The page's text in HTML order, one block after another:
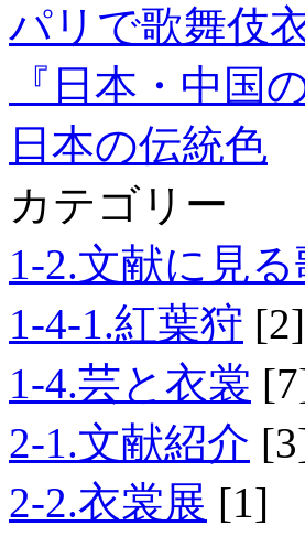
パリで歌舞伎
『日本・中国
日本の伝統色
カテゴリー
1-2.文献に見
1-4-1.紅葉狩 [2]
1-4.芸と衣裳
2-1.文献紹介
2-2.衣裳展 [1]